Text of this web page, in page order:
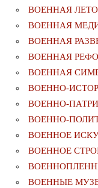
ВОЕННАЯ
ВОЕННАЯ
ВОЕННАЯ
ВОЕННАЯ
ВОЕННАЯ
ВОЕННО-
ВОЕННО-
ВОЕННО-
ВОЕННОЕ
ВОЕННОЕ
ВОЕННЫЕ